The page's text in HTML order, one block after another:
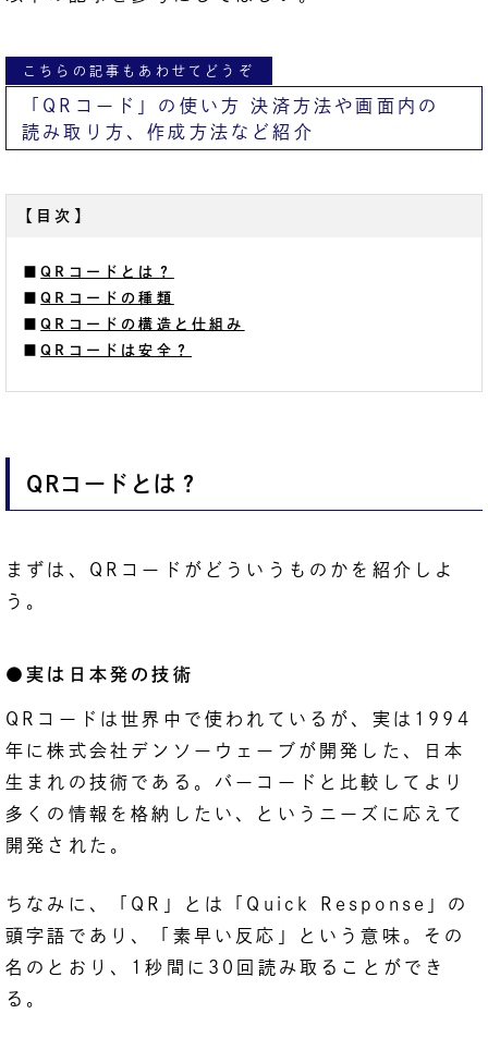
こちらの記事もあわせてどうぞ
「QRコード」の使い方 決済方法や画面内の
読み取り方、作成方法など紹介
【目次】
■QRコードとは？
■QRコードの種類
■QRコードの構造と仕組み
■QRコードは安全？
QRコードとは？
まずは、QRコードがどういうものかを紹介しよ
う。
●実は日本発の技術
QRコードは世界中で使われているが、実は1994
年に株式会社デンソーウェーブが開発した、日本
生まれの技術である。バーコードと比較してより
多くの情報を格納したい、というニーズに応えて
開発された。
ちなみに、「QR」とは「Quick Response」の
頭字語であり、「素早い反応」という意味。その
名のとおり、1秒間に30回読み取ることができ
る。